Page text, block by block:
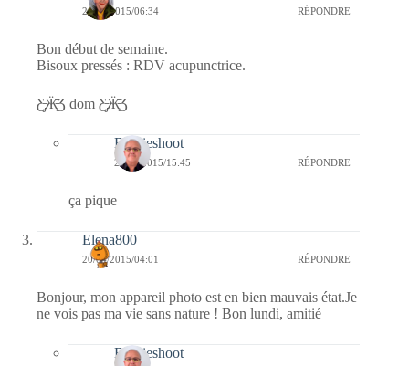
20/04/2015/06:34 RÉPONDRE
Bon début de semaine.
Bisoux pressés : RDV acupunctrice.
Ƹ̵̡Ӝ̵̨̄Ʒ dom Ƹ̵̡Ӝ̵̨̄Ʒ
Bernieshoot
23/04/2015/15:45 RÉPONDRE
ça pique
Elena800
20/04/2015/04:01 RÉPONDRE
Bonjour, mon appareil photo est en bien mauvais état.Je
ne vois pas ma vie sans nature ! Bon lundi, amitié
Bernieshoot